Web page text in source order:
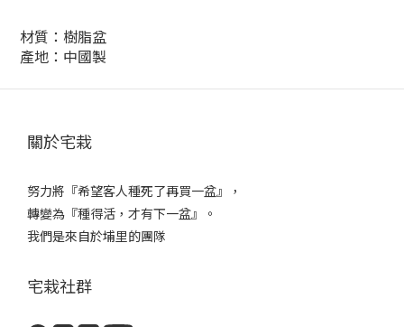
材質：樹脂盆
產地：中國製
關於宅栽
努力將『希望客人種死了再買一盆』，
轉變為『種得活，才有下一盆』。
我們是來自於埔里的團隊
宅栽社群